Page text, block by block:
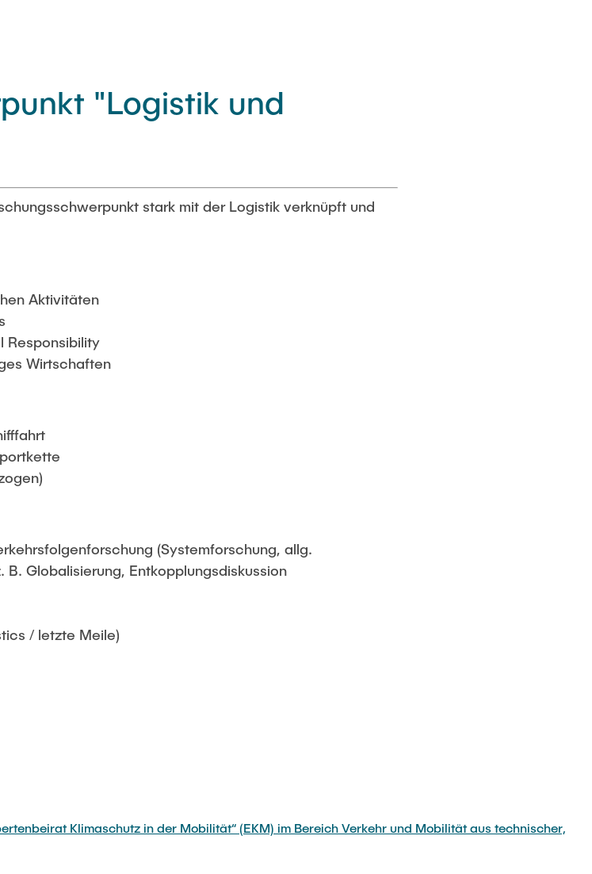
"Logistik und
stark mit der Logistik verknüpft und
Aktivitäten
Responsibility
Wirtschaften
(Systemforschung, allg.
Globalisierung, Entkopplungsdiskussion
/ letzte Meile)
Klimaschutz in der Mobilität“ (EKM) im Bereich Verkehr und Mobilität aus technischer,